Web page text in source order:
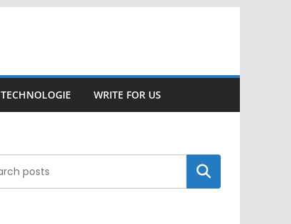
TECHNOLOGIE WRITE FOR US
Search